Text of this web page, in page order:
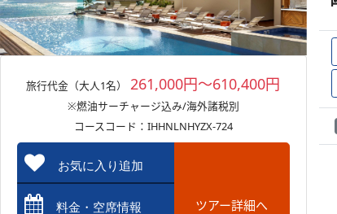
旅行代金（大人1名） 261,000円～610,400円
※燃油サーチャージ込み/海外諸税別
コースコード：IHHNLNHYZX-724
お気に入り追加
料金・空席情報 ツアー詳細へ